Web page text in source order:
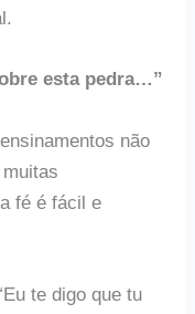
esta pedra…”
não
fé é fácil e
te digo que tu